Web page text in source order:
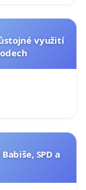
využití
SPD a